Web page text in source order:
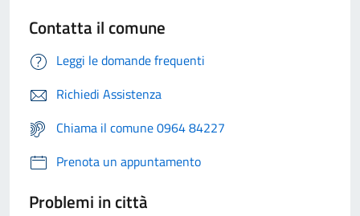
Contatta il comune
Leggi le domande frequenti
Richiedi Assistenza
Chiama il comune 0964 84227
Prenota un appuntamento
Problemi in città